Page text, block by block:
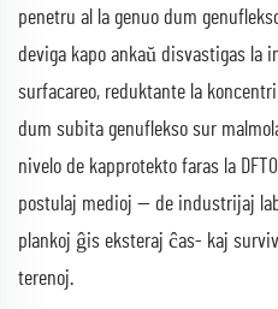
penetru al la genuo dum
deviga kapo ankaŭ disvastigas la
surfacareo, reduktante la
dum subita genuflekso sur
nivelo de kapprotekto faras la
postulaj medioj — de industrijaj
plankoj ĝis eksteraj ĉas- kaj
terenoj.